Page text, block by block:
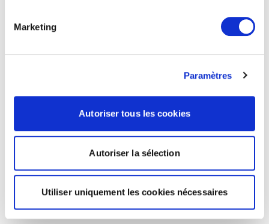
Marketing
Paramètres
Autoriser tous les cookies
Autoriser la sélection
Utiliser uniquement les cookies nécessaires